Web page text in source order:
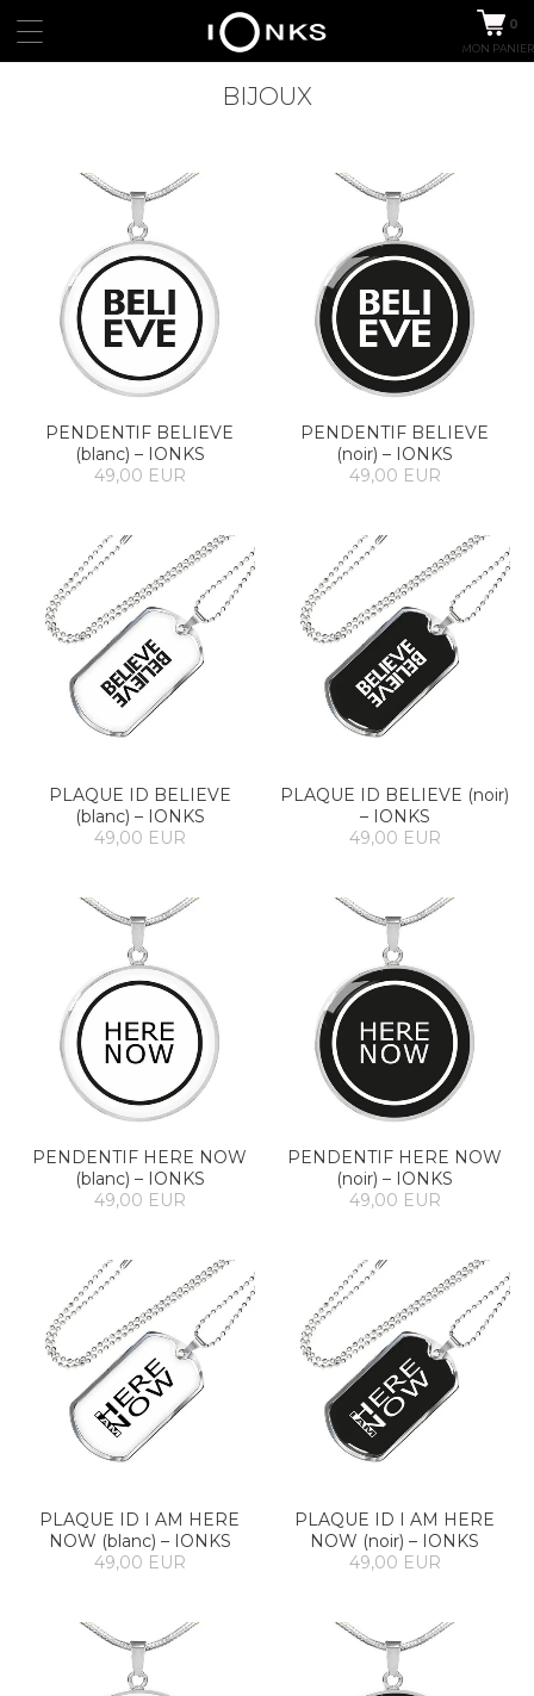
0
MON PANIER
BIJOUX
PENDENTIF BELIEVE
(blanc) – IONKS
49,00 EUR
PENDENTIF BELIEVE
(noir) – IONKS
49,00 EUR
PLAQUE ID BELIEVE
(blanc) – IONKS
49,00 EUR
PLAQUE ID BELIEVE (noir)
– IONKS
49,00 EUR
PENDENTIF HERE NOW
(blanc) – IONKS
49,00 EUR
PENDENTIF HERE NOW
(noir) – IONKS
49,00 EUR
PLAQUE ID I AM HERE
NOW (blanc) – IONKS
49,00 EUR
PLAQUE ID I AM HERE
NOW (noir) – IONKS
49,00 EUR